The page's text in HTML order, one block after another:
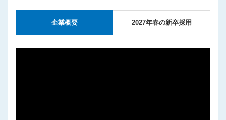
がっつり就業体験コース トップ
ちょこっと仕事体験コース トップ
企業概要 2027年春の新卒採用